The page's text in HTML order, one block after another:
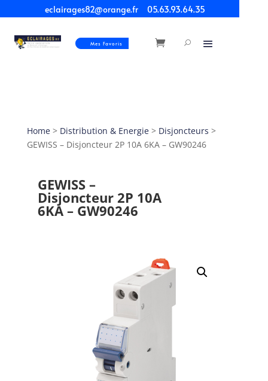
eclairages82@orange.fr 05.63.93.64.35
Mes Favoris
Home> Distribution & Energie> Disjoncteurs >
GEWISS – Disjoncteur 2P 10A 6KA – GW90246
GEWISS –
Disjoncteur 2P 10A
6KA – GW90246